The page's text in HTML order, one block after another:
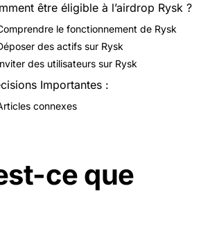
être éligible à l’airdrop Rysk ?
le fonctionnement de Rysk
des actifs sur Rysk
des utilisateurs sur Rysk
Importantes :
connexes
ce que